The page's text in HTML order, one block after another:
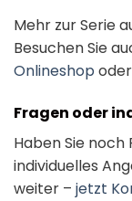
Mehr zur Serie
Besuchen Sie
Onlineshop
Fragen oder
Haben Sie noch
individuelles
weiter – jetzt